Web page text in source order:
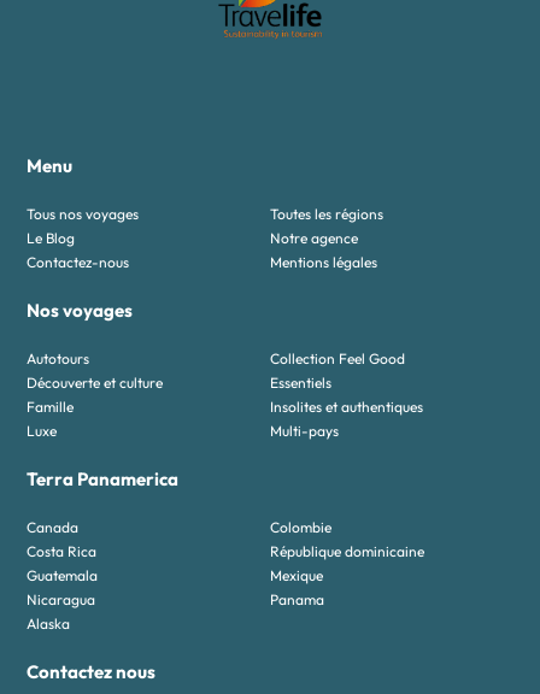
Menu
Tous nos voyages
Toutes les régions
Le Blog
Notre agence
Contactez-nous
Mentions légales
Nos voyages
Autotours
Collection Feel Good
Découverte et culture
Essentiels
Famille
Insolites et authentiques
Luxe
Multi-pays
Terra Panamerica
Canada
Colombie
Costa Rica
République dominicaine
Guatemala
Mexique
Nicaragua
Panama
Alaska
Contactez nous